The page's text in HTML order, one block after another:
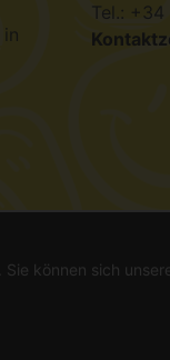
Tel.:
ist, können Samen nur
können sich